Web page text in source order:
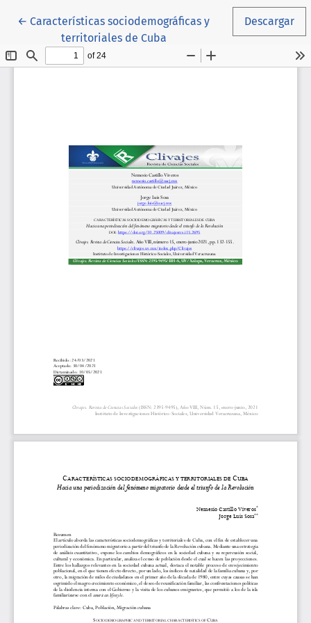
← Volver a los detalles del artículo
Características sociodemográficas y
territoriales de Cuba
Descargar